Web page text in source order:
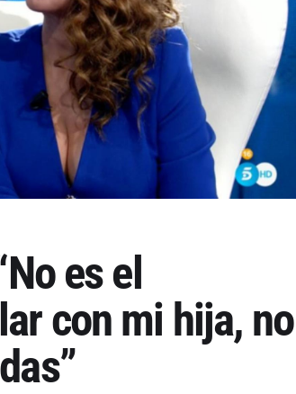
es el
con mi hija, no